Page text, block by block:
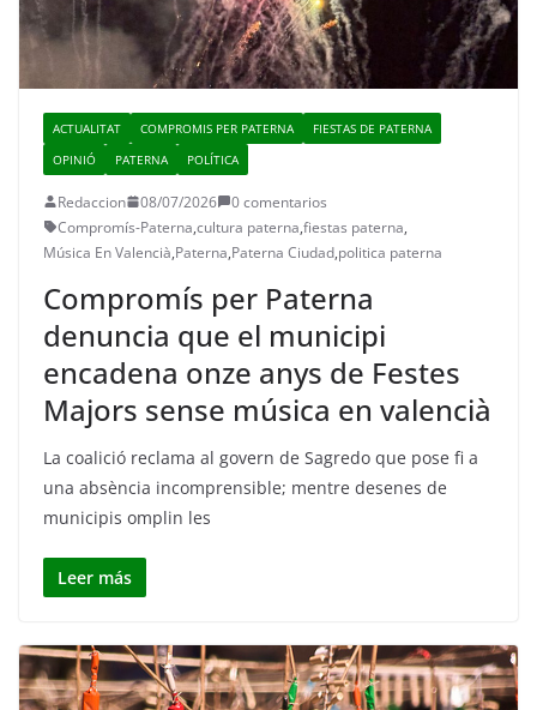
ACTUALITAT COMPROMIS PER PATERNA
FIESTAS DE PATERNA
OPINIÓ
PATERNA POLÍTICA
Redaccion 08/07/2026
0 comentarios
Compromís-Paterna,cultura paterna,fiestas paterna,
Música En Valencià,Paterna,Paterna Ciudad,politica paterna
Compromís per Paterna
denuncia que el municipi
encadena onze anys de Festes
Majors sense música en valencià
La coalició reclama al govern de Sagredo que pose fi a
una absència incomprensible; mentre desenes de
municipis omplin les
Leer más